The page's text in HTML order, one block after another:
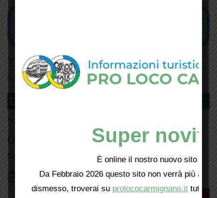
Tesseramento
Puoi tesserarti onlinecliccando qui
DAGLI L'ANDA
Iscriviti
Giorno per giorno a Carmignano
Scopri tutti gli eventi
Bacheca
Super
È online il nostro nuovo sito web!
Da Febbraio 2026 questo sito non verrà più
dismesso, troverai su prolococarmignano.it tutti i